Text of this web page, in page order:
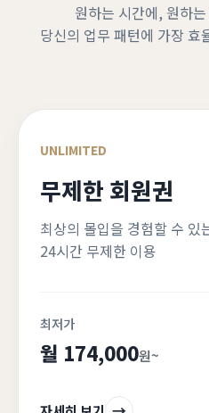
원하는 시간에, 원하
당신의 업무 패턴에 가장 효
UNLIMITED
무제한 회원권
최상의 몰입을 경험할 수 있
24시간 무제한 이용
최저가
월 174,000원~